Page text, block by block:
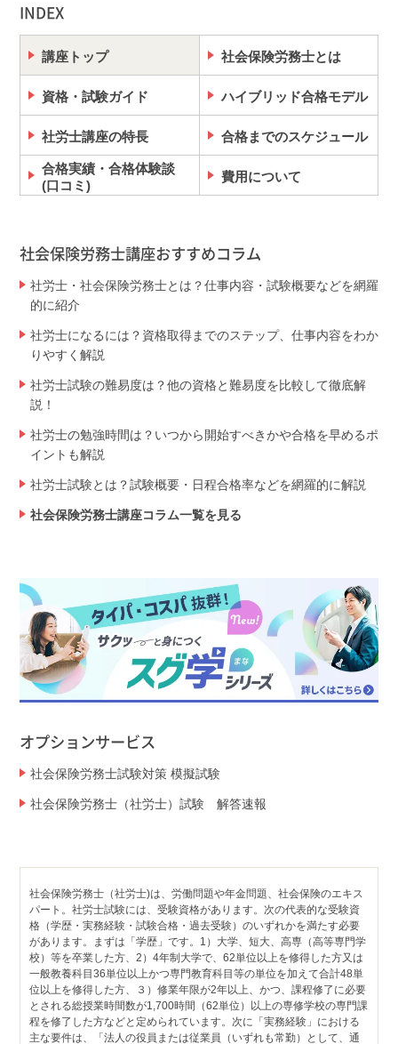
INDEX
講座トップ 社会保険労務士とは
資格・試験ガイド ハイブリッド合格モデル
社労士講座の特長 合格までのスケジュール
合格実績・合格体験談
(口コミ)
費用について
社会保険労務士講座おすすめコラム
社労士・社会保険労務士とは？仕事内容・試験概要などを網羅
的に紹介
社労士になるには？資格取得までのステップ、仕事内容をわか
りやすく解説
社労士試験の難易度は？他の資格と難易度を比較して徹底解
説！
社労士の勉強時間は？いつから開始すべきかや合格を早めるポ
イントも解説
社労士試験とは？試験概要・日程合格率などを網羅的に解説
社会保険労務士講座コラム一覧を見る
オプションサービス
社会保険労務士試験対策 模擬試験
社会保険労務士（社労士）試験 解答速報
社会保険労務士（社労士)は、労働問題や年金問題、社会保険のエキス
パート。社労士試験には、受験資格があります。次の代表的な受験資
格（学歴・実務経験・試験合格・過去受験）のいずれかを満たす必要
があります。まずは「学歴」です。1）大学、短大、高専（高等専門学
校）等を卒業した方、2）4年制大学で、62単位以上を修得した方又は
一般教養科目36単位以上かつ専門教育科目等の単位を加えて合計48単
位以上を修得した方、３）修業年限が2年以上、かつ、課程修了に必要
とされる総授業時間数が1,700時間（62単位）以上の専修学校の専門課
程を修了した方などと定められています。次に「実務経験」における
主な要件は、「法人の役員または従業員（いずれも常勤）として、通